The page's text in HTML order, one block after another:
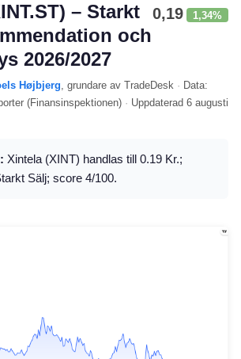
– Starkt
och
2026/2027
0,19 1,34%
Højbjerg, grundare av TradeDesk · Data:
(Finansinspektionen) · Uppdaterad 6 augusti
Xintela (XINT) handlas till 0.19 Kr.;
Sälj; score 4/100.